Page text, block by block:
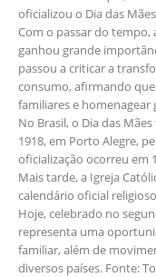
oficializou o Dia das
Com o passar do tempo,
ganhou grande
passou a criticar a
consumo, afirmando
familiares e homenagear
No Brasil, o Dia das
1918, em Porto Alegre,
oficialização ocorreu em
Mais tarde, a Igreja
calendário oficial
Hoje, celebrado no
representa uma
familiar, além de
diversos países. Fonte: